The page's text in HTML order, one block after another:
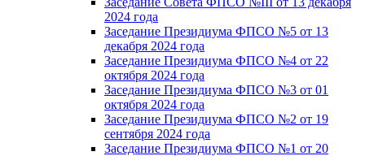
2024 года
Заседание Президиума ФПСО №5 от 13
декабря 2024 года
Заседание Президиума ФПСО №4 от 22
октября 2024 года
Заседание Президиума ФПСО №3 от 01
октября 2024 года
Заседание Президиума ФПСО №2 от 19
сентября 2024 года
Заседание Президиума ФПСО №1 от 20